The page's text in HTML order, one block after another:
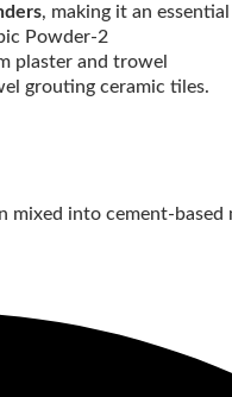
, making it an
mixed into cement-based